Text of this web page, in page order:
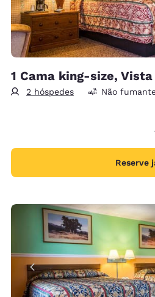
1 Cama king-size,
2 hóspedes Não
Reserve